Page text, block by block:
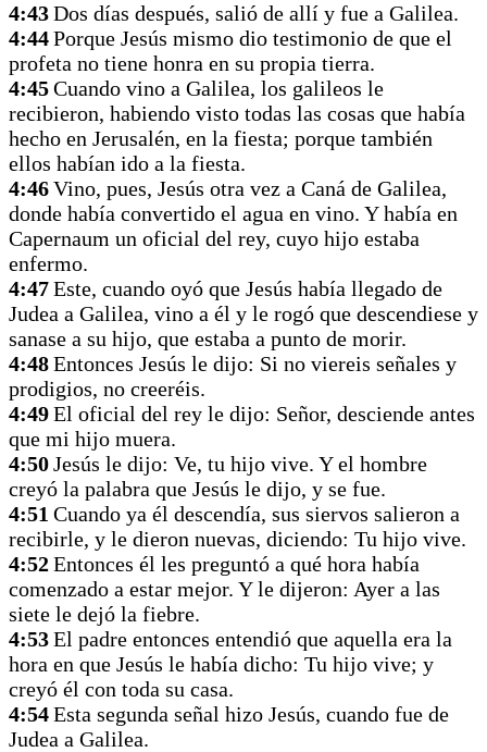
4:43Dos días después, salió de allí y fue a Galilea.
4:44Porque Jesús mismo dio testimonio de que el
profeta no tiene honra en su propia tierra.
4:45Cuando vino a Galilea, los galileos le
recibieron, habiendo visto todas las cosas que había
hecho en Jerusalén, en la fiesta; porque también
ellos habían ido a la fiesta.
4:46Vino, pues, Jesús otra vez a Caná de Galilea,
donde había convertido el agua en vino. Y había en
Capernaum un oficial del rey, cuyo hijo estaba
enfermo.
4:47Este, cuando oyó que Jesús había llegado de
Judea a Galilea, vino a él y le rogó que descendiese y
sanase a su hijo, que estaba a punto de morir.
4:48Entonces Jesús le dijo: Si no viereis señales y
prodigios, no creeréis.
4:49El oficial del rey le dijo: Señor, desciende antes
que mi hijo muera.
4:50Jesús le dijo: Ve, tu hijo vive. Y el hombre
creyó la palabra que Jesús le dijo, y se fue.
4:51 Cuando ya él descendía, sus siervos salieron a
recibirle, y le dieron nuevas, diciendo: Tu hijo vive.
4:52Entonces él les preguntó a qué hora había
comenzado a estar mejor. Y le dijeron: Ayer a las
siete le dejó la fiebre.
4:53El padre entonces entendió que aquella era la
hora en que Jesús le había dicho: Tu hijo vive; y
creyó él con toda su casa.
4:54Esta segunda señal hizo Jesús, cuando fue de
Judea a Galilea.